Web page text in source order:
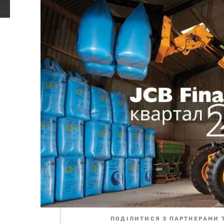
ПОДІЛИТИСЯ З